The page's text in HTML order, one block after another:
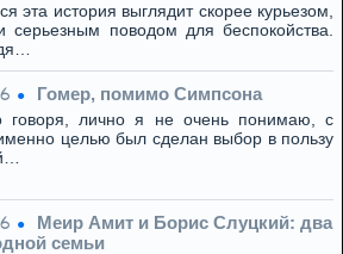
эта история выглядит скорее курьезом,
серьезным поводом для беспокойства.
Гомер, помимо Симпсона
говоря, лично я не очень понимаю, с
целью был сделан выбор в пользу
Меир Амит и Борис Слуцкий: два
семьи